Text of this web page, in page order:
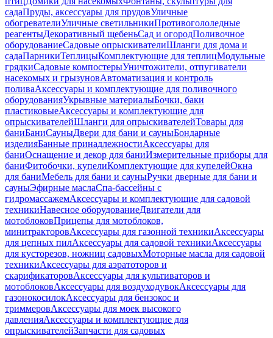
садаПруды, аксессуары для прудовУличные
обогревателиУличные светильникиПротивогололедные
реагентыДекоративный щебеньСад и огородПоливочное
оборудованиеСадовые опрыскивателиШланги для дома и
садаПарникиТеплицыКомплектующие для теплицМодульные
грядкиСадовые компостерыУничтожители, отпугиватели
насекомых и грызуновАвтоматизация и контроль
поливаАксессуары и комплектующие для поливочного
оборудованияУкрывные материалыБочки, баки
пластиковыеАксессуары и комплектующие для
опрыскивателейШланги для опрыскивателейТовары для
баниБаниСауныДвери для бани и сауныБондарные
изделияБанные принадлежностиАксессуары для
баниОснащение и декор для баниИзмерительные приборы для
баниФитобочки, купелиКомплектующие для купелейОкна
для баниМебель для бани и сауныРучки дверные для бани и
сауныЭфирные маслаСпа-бассейны с
гидромассажемАксессуары и комплектующие для садовой
техникиНавесное оборудованиеДвигатели для
мотоблоковПрицепы для мотоблоков,
минитракторовАксессуары для газонной техникиАксессуары
для цепных пилАксессуары для садовой техникиАксессуары
для кусторезов, ножниц садовыхМоторные масла для садовой
техникиАксессуары для аэратоторов и
скарификаторовАксессуары для культиваторов и
мотоблоковАксессуары для воздуходувокАксессуары для
газонокосилокАксессуары для бензокос и
триммеровАксессуары для моек высокого
давленияАксессуары и комплектующие для
опрыскивателейЗапчасти для садовых